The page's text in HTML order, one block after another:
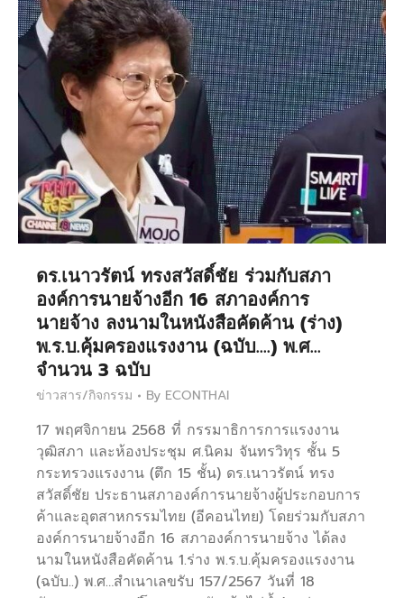
ดร.เนาวรัตน์ ทรงสวัสดิ์ชัย ร่วมกับสภา
องค์การนายจ้างอีก 16 สภาองค์การ
นายจ้าง ลงนามในหนังสือคัดค้าน (ร่าง)
พ.ร.บ.คุ้มครองแรงงาน (ฉบับ….) พ.ศ…
จำนวน 3 ฉบับ
ข่าวสาร/กิจกรรม By ECONTHAI
17 พฤศจิกายน 2568 ที่ กรรมาธิการการแรงงาน
วุฒิสภา และห้องประชุม ศ.นิคม จันทรวิทุร ชั้น 5
กระทรวงแรงงาน (ตึก 15 ชั้น) ดร.เนาวรัตน์ ทรง
สวัสดิ์ชัย ประธานสภาองค์การนายจ้างผู้ประกอบการ
ค้าและอุตสาหกรรมไทย (อีคอนไทย) โดยร่วมกับสภา
องค์การนายจ้างอีก 16 สภาองค์การนายจ้าง ได้ลง
นามในหนังสือคัดค้าน 1.ร่าง พ.ร.บ.คุ้มครองแรงงาน
(ฉบับ..) พ.ศ…สำเนาเลขรับ 157/2567 วันที่ 18